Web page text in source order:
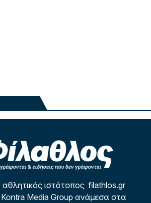
αθλητικός ιστότοπος filathlos.gr
Kontra Media Group ανάμεσα στα